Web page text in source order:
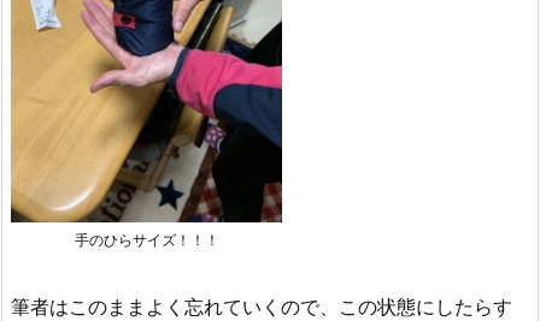
手のひらサイズ！！！
筆者はこのままよく忘れていくので、この状態にしたらす